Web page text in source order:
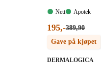
Nett:
Nett
Apotek:
Apotek
Nåværende
pris:
195,00
kroner.
195,-Førpris:
kroner.
389,90
Gave på kjøpet
MERKE:
DERMALOGICA